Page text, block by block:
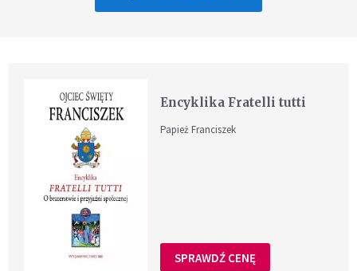
Encyklika Fratelli tutti
Papież Franciszek
SPRAWDŹ CENĘ